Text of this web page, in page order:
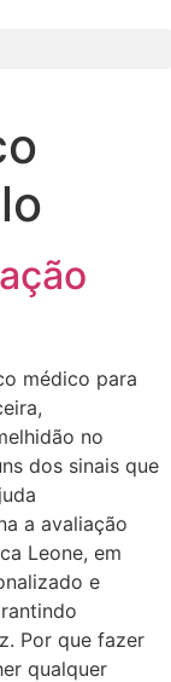
médico para
no
dos sinais que
a avaliação
Leone, em
e
Por que fazer
qualquer